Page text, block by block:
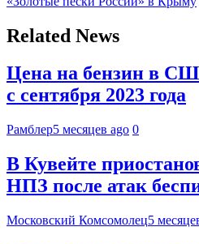
Related News
Цена на бензин в
с сентября 2023 года
Рамблер5 месяцев ago 0
В Кувейте
НПЗ после атак
Московский Комсомолец5